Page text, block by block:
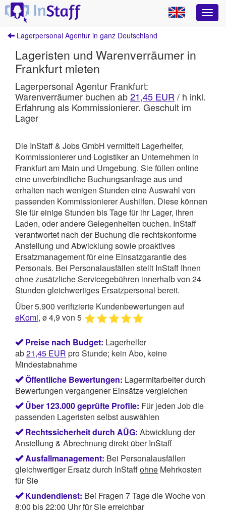
Lagerpersonal Agentur in ganz Deutschland
Lageristen und Warenverräumer in
Frankfurt mieten
Lagerpersonal Agentur Frankfurt:
Warenverräumer buchen ab21,45 EUR / h inkl.
Erfahrung als Kommissionierer. Geschult im
Lager
Die InStaff & Jobs GmbH vermittelt Lagerhelfer,
Kommissionierer und Logistiker an Unternehmen in
Frankfurt am Main und Umgebung. Sie füllen online
eine unverbindliche Buchungsanfrage aus und
erhalten nach wenigen Stunden eine Auswahl von
passenden Kommissionierer Aushilfen. Diese können
Sie für einige Stunden bis Tage für ihr Lager, ihren
Laden, oder andere Gelegenheiten buchen. InStaff
verantwortet nach der Buchung die rechtskonforme
Anstellung und Abwicklung sowie proaktives
Ersatzmanagement für eine Einsatzgarantie des
Personals. Bei Personalausfällen stellt InStaff Ihnen
ohne zusätzliche Servicegebühren innerhalb von 24
Stunden gleichwertiges Ersatzpersonal bereit.
Über 5.900 verifizierte Kundenbewertungen auf
eKomi, ø 4,9 von 5
Preise nach Budget: Lagerhelfer
ab21,45 EUR pro Stunde; kein Abo, keine
Mindestabnahme
Öffentliche Bewertungen: Lagermitarbeiter durch
Bewertungen vergangener Einsätze vergleichen
Über 123.000 geprüfte Profile: Für jeden Job die
passenden Lageristen selbst auswählen
Rechtssicherheit durch AÜG: Abwicklung der
Anstellung & Abrechnung direkt über InStaff
Ausfallmanagement: Bei Personalausfällen
gleichwertiger Ersatz durch InStaffohne Mehrkosten
für Sie
Kundendienst: Bei Fragen 7 Tage die Woche von
8:00 bis 22:00 Uhr für Sie erreichbar